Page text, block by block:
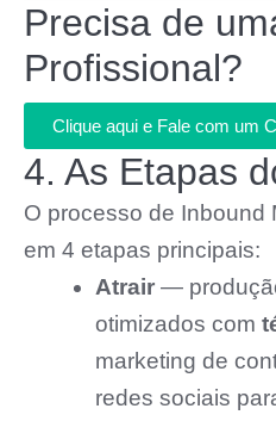
Precisa de
Profissional?
Clique aqui e Fale com um
4. As Etapas
O processo de Inbound
em 4 etapas principais:
Atrair —
otimizados com
marketing de
redes sociais